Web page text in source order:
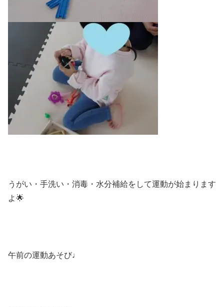
うがい・手洗い・消毒・水分補給をして運動が始まります
よ🌟
午前の運動あそび♩